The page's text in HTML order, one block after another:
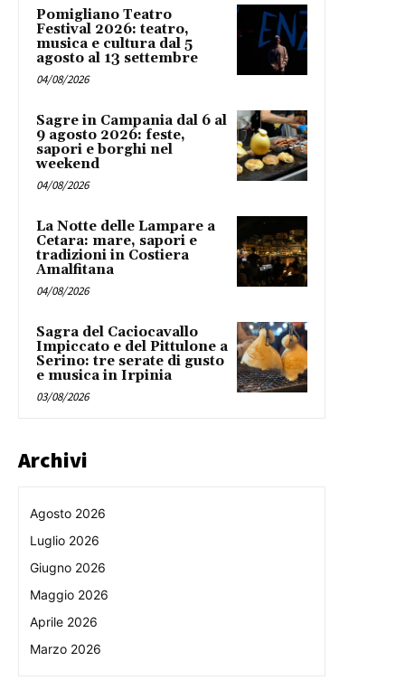
Pomigliano Teatro
Festival 2026: teatro,
musica e cultura dal 5
agosto al 13 settembre
04/08/2026
Sagre in Campania dal 6 al
9 agosto 2026: feste,
sapori e borghi nel
weekend
04/08/2026
La Notte delle Lampare a
Cetara: mare, sapori e
tradizioni in Costiera
Amalfitana
04/08/2026
Sagra del Caciocavallo
Impiccato e del Pittulone a
Serino: tre serate di gusto
e musica in Irpinia
03/08/2026
Archivi
Agosto 2026
Luglio 2026
Giugno 2026
Maggio 2026
Aprile 2026
Marzo 2026